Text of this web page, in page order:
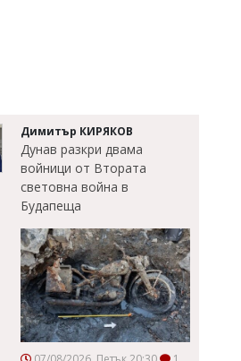
Димитър КИРЯКОВ
Дунав разкри двама
войници от Втората
световна война в
Будапеща